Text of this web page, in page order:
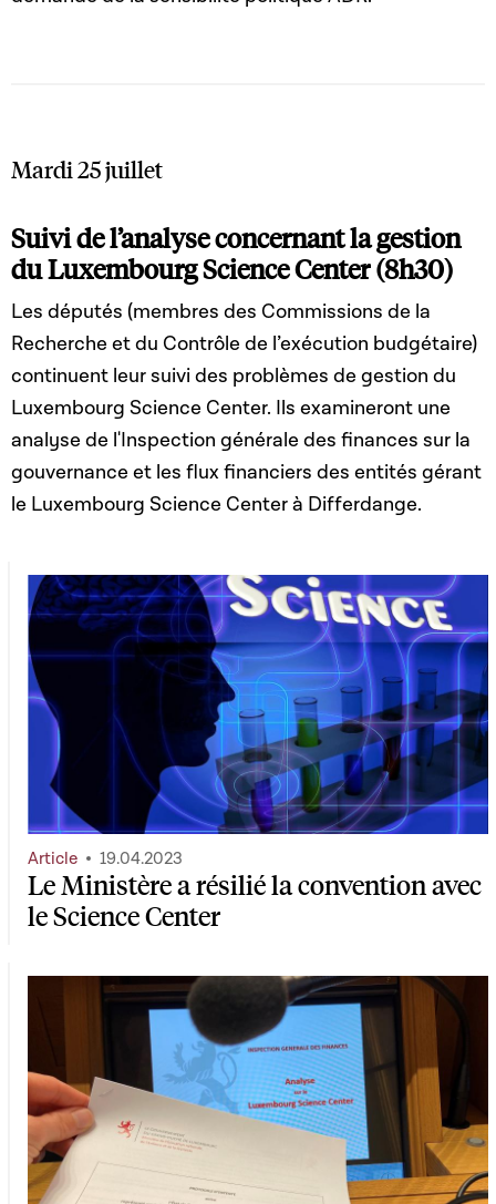
Mardi 25 juillet
Suivi de l’analyse concernant la gestion
du Luxembourg Science Center (8h30)
Les députés (membres des Commissions de la
Recherche et du Contrôle de l’exécution budgétaire)
continuent leur suivi des problèmes de gestion du
Luxembourg Science Center. Ils examineront une
analyse de l'Inspection générale des finances sur la
gouvernance et les flux financiers des entités gérant
le Luxembourg Science Center à Differdange.
Le Ministère a résilié la convention avec
le Science Center
Article 19.04.2023